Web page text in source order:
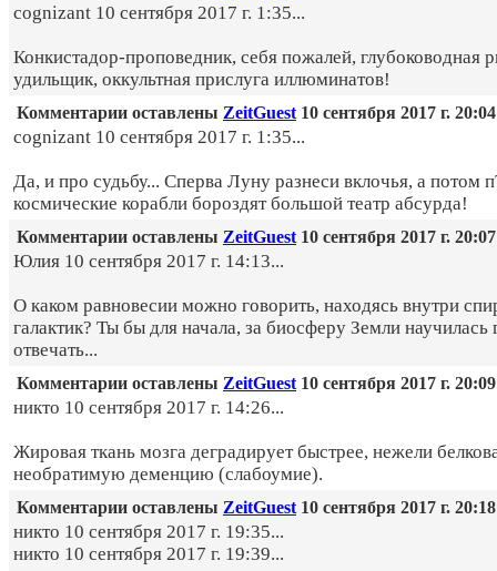
cognizant 10 сентября 2017 г. 1:35...
Конкистадор-проповедник, себя пожалей, глубоководная
удильщик, оккультная прислуга иллюминатов!
Комментарии оставлены ZeitGuest 10 сентября 2017 г. 20:04
cognizant 10 сентября 2017 г. 1:35...
Да, и про судьбу... Сперва Луну разнеси вклочья, а потом
космические корабли бороздят большой театр абсурда!
Комментарии оставлены ZeitGuest 10 сентября 2017 г. 20:07
Юлия 10 сентября 2017 г. 14:13...
О каком равновесии можно говорить, находясь внутри
галактик? Ты бы для начала, за биосферу Земли научилась
отвечать...
Комментарии оставлены ZeitGuest 10 сентября 2017 г. 20:09
никто 10 сентября 2017 г. 14:26...
Жировая ткань мозга деградирует быстрее, нежели
необратимую деменцию (слабоумие).
Комментарии оставлены ZeitGuest 10 сентября 2017 г. 20:18
никто 10 сентября 2017 г. 19:35...
никто 10 сентября 2017 г. 19:39...